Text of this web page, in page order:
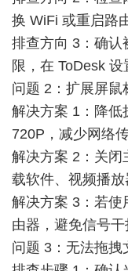
换 WiFi 或重启路
排查方向 3：确认
限，在 ToDesk 设
问题 2：扩展屏鼠
解决方案 1：降低
720P，减少网络
解决方案 2：关闭
载软件、视频播放
解决方案 3：若使
由器，避免信号干
问题 3：无法拖拽